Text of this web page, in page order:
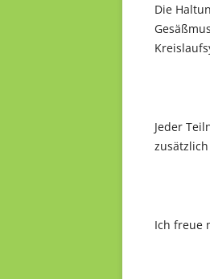
Die
Jeder
Ich freue